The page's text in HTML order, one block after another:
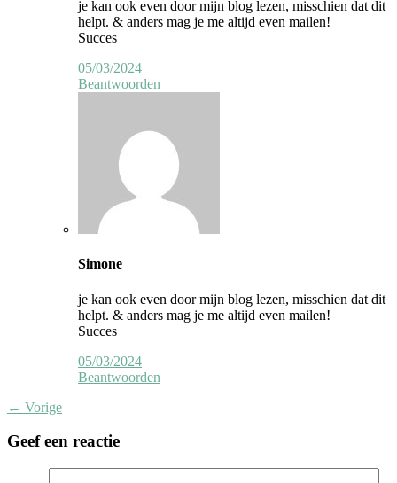
je kan ook even door mijn blog lezen, misschien dat dit
helpt. & anders mag je me altijd even mailen!
Succes
05/03/2024
Beantwoorden
Simone
je kan ook even door mijn blog lezen, misschien dat dit
helpt. & anders mag je me altijd even mailen!
Succes
05/03/2024
Beantwoorden
← Vorige
Geef een reactie